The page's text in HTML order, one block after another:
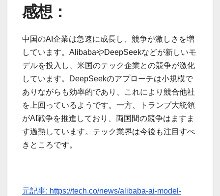
感想：
中国のAI企業は急速に成長し、競争が激しさを増
しています。AlibabaやDeepSeekなどが新しいモ
デルを投入し、米国のテック企業との競争が激化
しています。DeepSeekのアプローチは小規模で
ありながらも効率的であり、これにより競合他社
を上回っているようです。一方、トランプ大統領
がAI戦争を推進しており、両国間の競争はますま
す過熱しています。テック業界は今後も注目すべ
きところです。
元記事: https://tech.co/news/alibaba-ai-model-